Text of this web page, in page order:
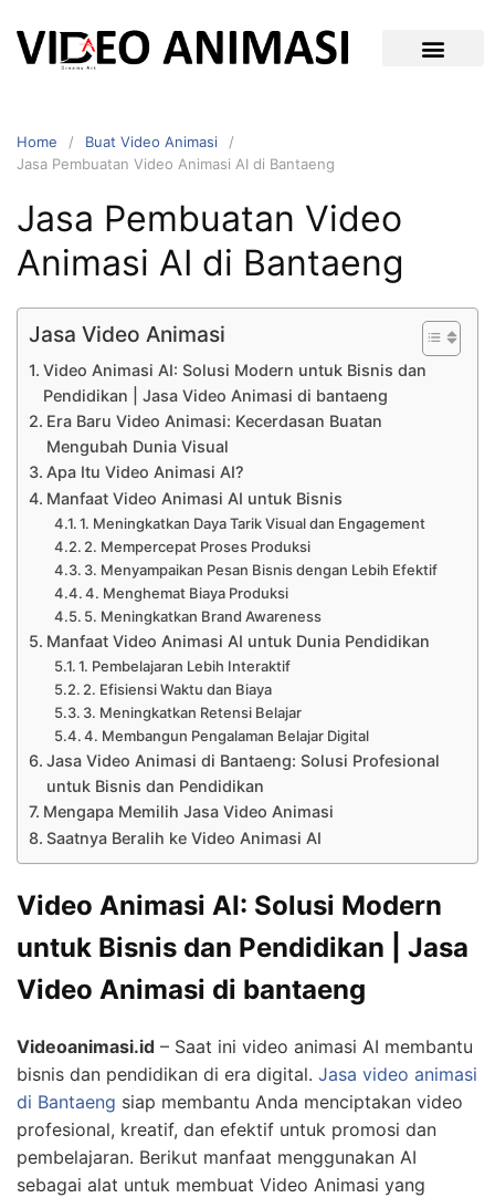
Home
Buat Video Animasi
Jasa Pembuatan Video Animasi AI di Bantaeng
Jasa Pembuatan Video
Animasi AI di Bantaeng
Jasa Video Animasi
Video Animasi AI: Solusi Modern untuk Bisnis dan
Pendidikan | Jasa Video Animasi di bantaeng
Era Baru Video Animasi: Kecerdasan Buatan
Mengubah Dunia Visual
Apa Itu Video Animasi AI?
Manfaat Video Animasi AI untuk Bisnis
1. Meningkatkan Daya Tarik Visual dan Engagement
2. Mempercepat Proses Produksi
3. Menyampaikan Pesan Bisnis dengan Lebih Efektif
4. Menghemat Biaya Produksi
5. Meningkatkan Brand Awareness
Manfaat Video Animasi AI untuk Dunia Pendidikan
1. Pembelajaran Lebih Interaktif
2. Efisiensi Waktu dan Biaya
3. Meningkatkan Retensi Belajar
4. Membangun Pengalaman Belajar Digital
Jasa Video Animasi di Bantaeng: Solusi Profesional
untuk Bisnis dan Pendidikan
Mengapa Memilih Jasa Video Animasi
Saatnya Beralih ke Video Animasi AI
Video Animasi AI: Solusi Modern
untuk Bisnis dan Pendidikan | Jasa
Video Animasi di bantaeng
Videoanimasi.id – Saat ini video animasi AI membantu
bisnis dan pendidikan di era digital. Jasa video animasi
di Bantaeng siap membantu Anda menciptakan video
profesional, kreatif, dan efektif untuk promosi dan
pembelajaran. Berikut manfaat menggunakan AI
sebagai alat untuk membuat Video Animasi yang